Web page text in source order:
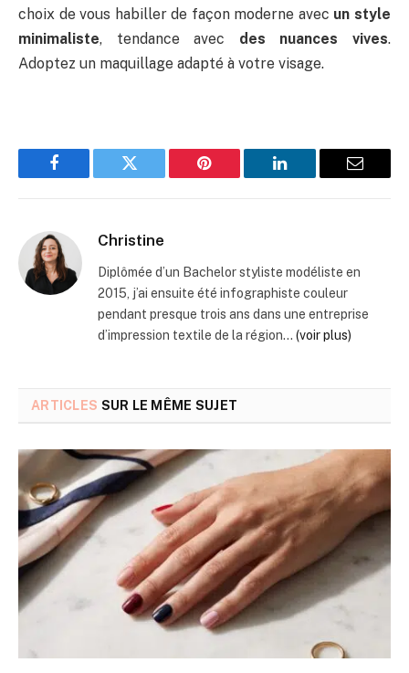
choix de vous habiller de façon moderne avec un style
minimaliste, tendance avec des nuances vives.
Adoptez un maquillage adapté à votre visage.
Facebook Twitter Pinterest LinkedIn Email
Christine
Diplômée d’un Bachelor styliste modéliste en
2015, j’ai ensuite été infographiste couleur
pendant presque trois ans dans une entreprise
d’impression textile de la région... (voir plus)
ARTICLES SUR LE MÊME SUJET